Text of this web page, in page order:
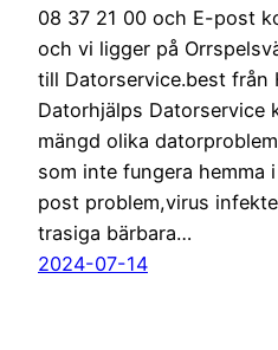
08 37 21 00 och E-post
och vi ligger på
till Datorservice.best från
Datorhjälps Datorservice
mängd olika
som inte fungera hemma
post problem,virus
trasiga bärbara…
2024-07-14